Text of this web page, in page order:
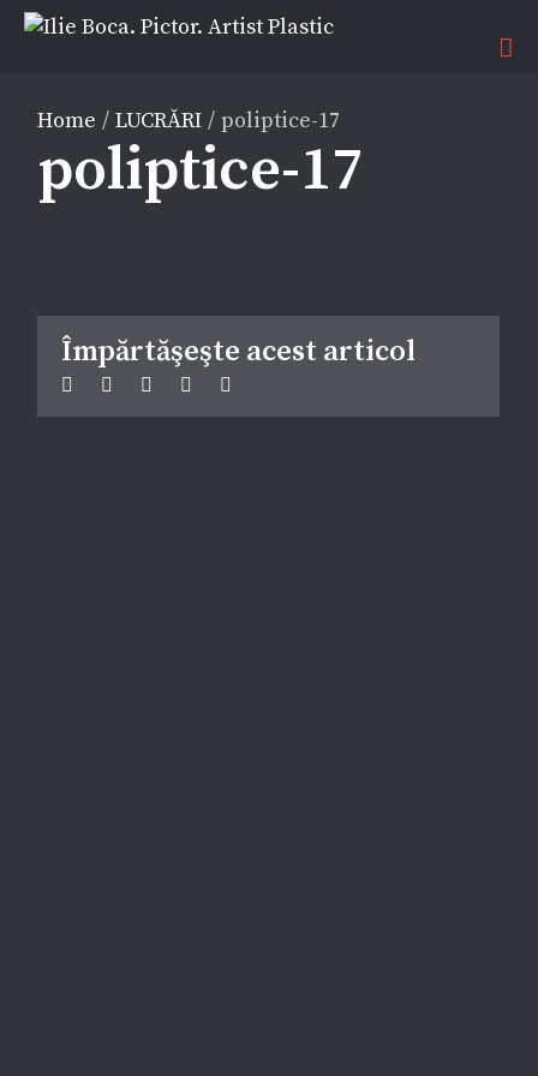
Home / LUCRĂRI / poliptice-17
poliptice-17
Împărtăşeşte acest articol
Facebook
Twitter LinkedinGoogle+